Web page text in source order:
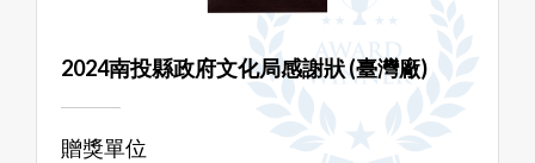
2024南投縣政府文化局感謝狀 (臺灣廠)
贈獎單位